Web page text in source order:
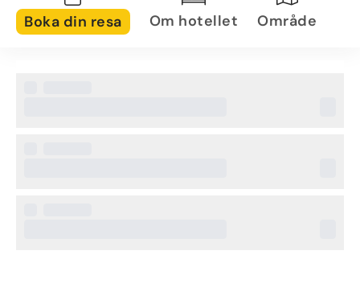
Övrig information
Boka din resa Om hotellet Område